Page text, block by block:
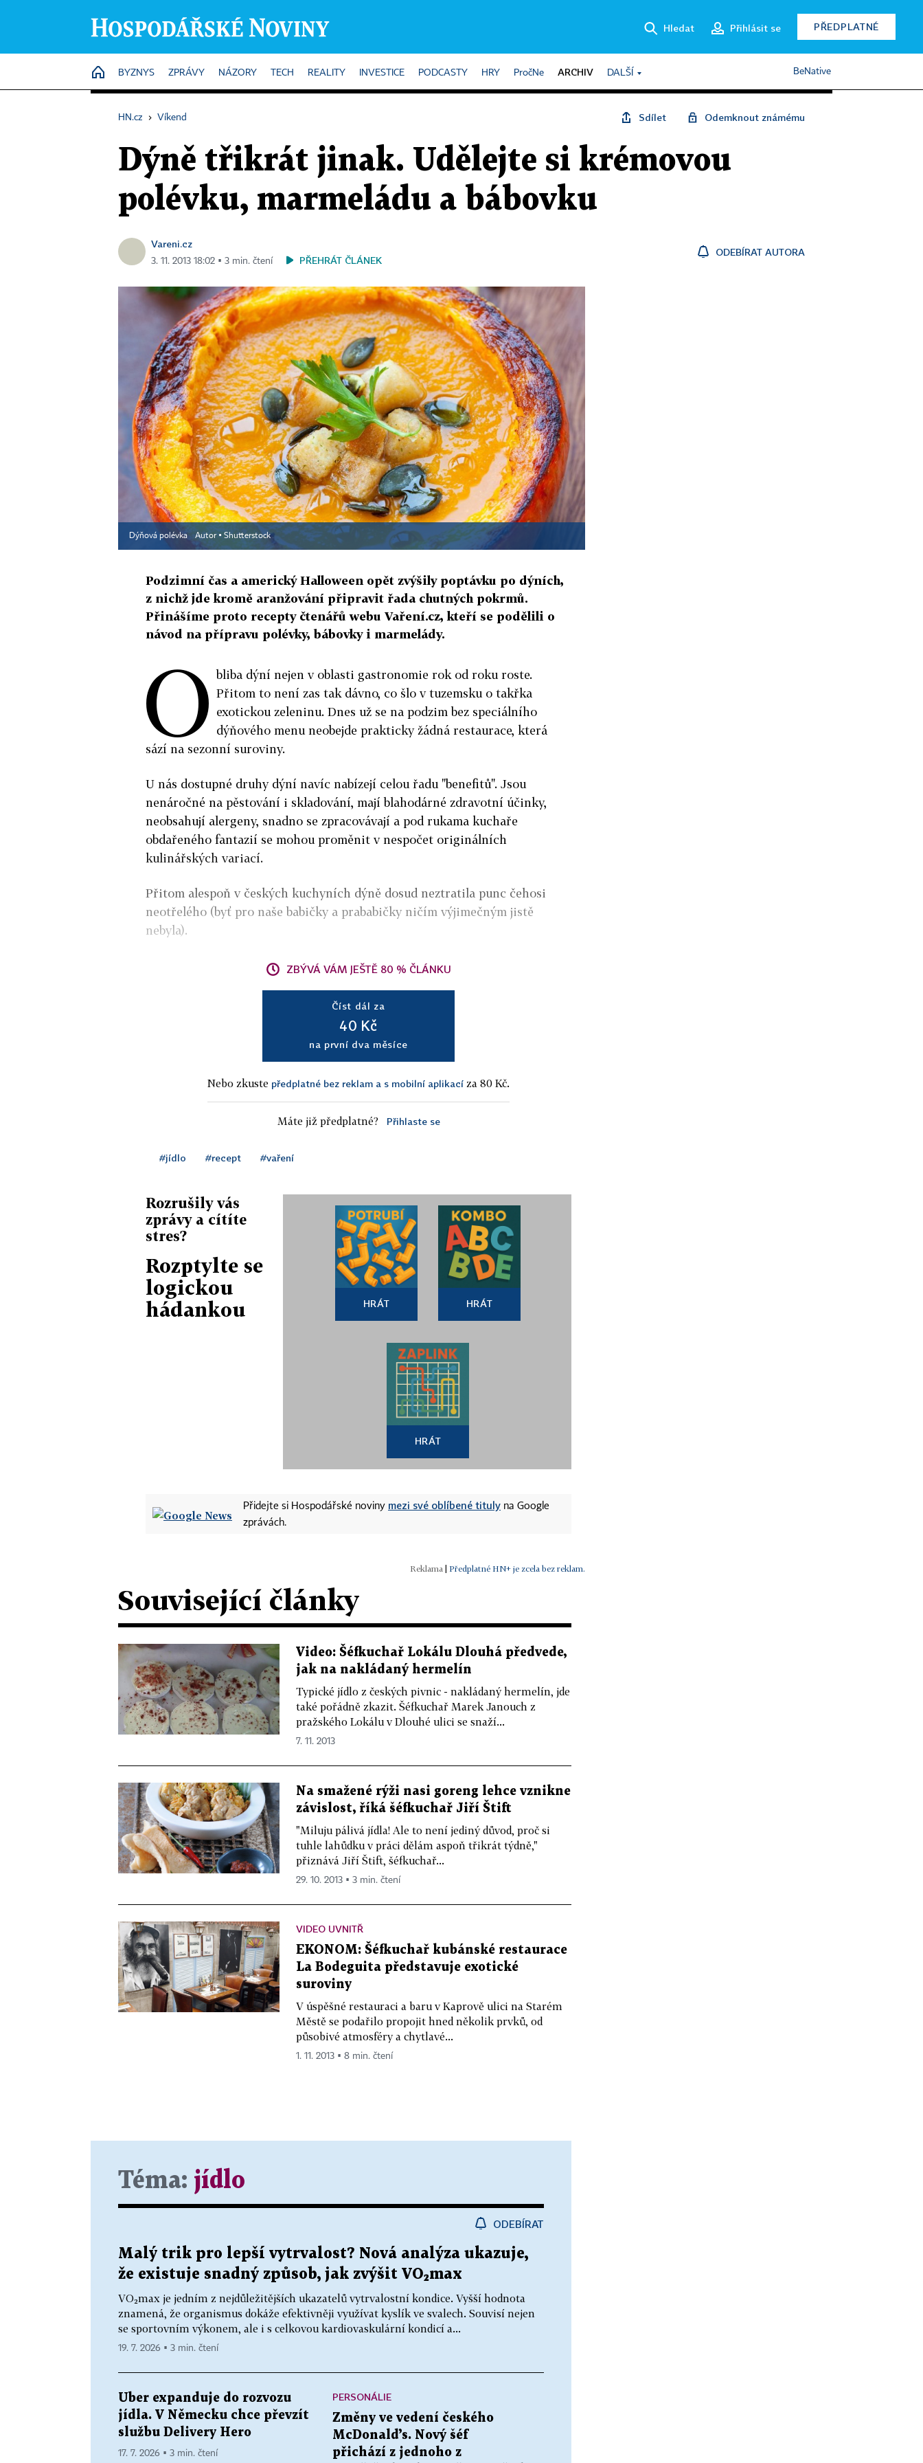
Hledat Přihlásit se PŘEDPLATNÉ
HOME
BYZNYS ZPRÁVY NÁZORY TECH REALITY INVESTICE PODCASTY HRY PročNe ARCHIV DALŠÍ BeNative
HN.cz › Víkend Sdílet Odemknout známému
Dýně třikrát jinak. Udělejte si krémovou
polévku, marmeládu a bábovku
Vareni.cz
3. 11. 2013 18:02 ▪ 3 min. čtení PŘEHRÁT ČLÁNEK
ODEBÍRAT AUTORA
Dýňová polévka Autor ▪ Shutterstock
Podzimní čas a americký Halloween opět zvýšily poptávku po dýních,
z nichž jde kromě aranžování připravit řada chutných pokrmů.
Přinášíme proto recepty čtenářů webu Vaření.cz, kteří se podělili o
návod na přípravu polévky, bábovky i marmelády.
O bliba dýní nejen v oblasti gastronomie rok od roku roste.
Přitom to není zas tak dávno, co šlo v tuzemsku o takřka
exotickou zeleninu. Dnes už se na podzim bez speciálního
dýňového menu neobejde prakticky žádná restaurace, která
sází na sezonní suroviny.
U nás dostupné druhy dýní navíc nabízejí celou řadu "benefitů". Jsou
nenáročné na pěstování i skladování, mají blahodárné zdravotní účinky,
neobsahují alergeny, snadno se zpracovávají a pod rukama kuchaře
obdařeného fantazií se mohou proměnit v nespočet originálních
kulinářských variací.
Přitom alespoň v českých kuchyních dýně dosud neztratila punc čehosi
neotřelého (byť pro naše babičky a prababičky ničím výjimečným jistě
nebyla).
ZBÝVÁ VÁM JEŠTĚ 80 % ČLÁNKU
Číst dál za
40 Kč
na první dva měsíce
Nebo zkuste předplatné bez reklam a s mobilní aplikací za 80 Kč.
Máte již předplatné? Přihlaste se
#jídlo #recept #vaření
Rozrušily vás
zprávy a cítíte
stres?
Rozptylte se
logickou
hádankou
HRÁT HRÁT
HRÁT
Přidejte si Hospodářské noviny mezi své oblíbené tituly na Google
zprávách.
| Předplatné HN+ je zcela bez reklam.
Související články
Video: Šéfkuchař Lokálu Dlouhá předvede,
jak na nakládaný hermelín
Typické jídlo z českých pivnic - nakládaný hermelín, jde
také pořádně zkazit. Šéfkuchař Marek Janouch z
pražského Lokálu v Dlouhé ulici se snaží...
7. 11. 2013
Na smažené rýži nasi goreng lehce vznikne
závislost, říká šéfkuchař Jiří Štift
"Miluju pálivá jídla! Ale to není jediný důvod, proč si
tuhle lahůdku v práci dělám aspoň třikrát týdně,"
přiznává Jiří Štift, šéfkuchař...
29. 10. 2013 ▪ 3 min. čtení
VIDEO UVNITŘ
EKONOM: Šéfkuchař kubánské restaurace
La Bodeguita představuje exotické
suroviny
V úspěšné restauraci a baru v Kaprově ulici na Starém
Městě se podařilo propojit hned několik prvků, od
působivé atmosféry a chytlavé...
1. 11. 2013 ▪ 8 min. čtení
Téma: jídlo
ODEBÍRAT
Malý trik pro lepší vytrvalost? Nová analýza ukazuje,
že existuje snadný způsob, jak zvýšit VO₂max
VO₂max je jedním z nejdůležitějších ukazatelů vytrvalostní kondice. Vyšší hodnota
znamená, že organismus dokáže efektivněji využívat kyslík ve svalech. Souvisí nejen
se sportovním výkonem, ale i s celkovou kardiovaskulární kondicí a...
19. 7. 2026 ▪ 3 min. čtení
Uber expanduje do rozvozu
jídla. V Německu chce převzít
službu Delivery Hero
17. 7. 2026 ▪ 3 min. čtení
PERSONÁLIE
Změny ve vedení českého
McDonald’s. Nový šéf
přichází z jednoho z